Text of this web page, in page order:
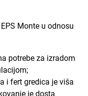
Monte u odnosu
potrebe za izradom
i fert gredica je viša
je dosta